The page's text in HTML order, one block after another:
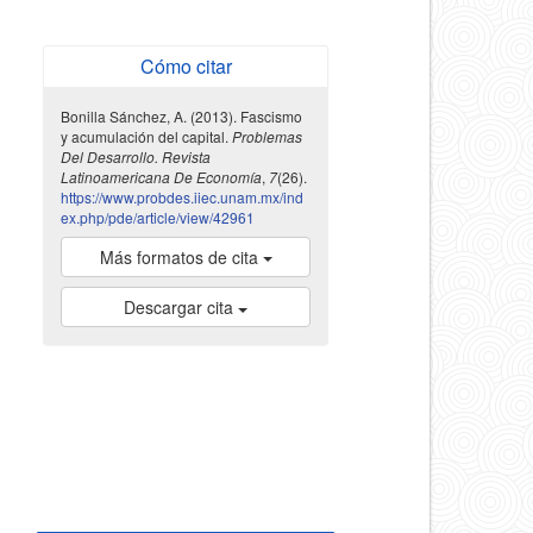
Cómo citar
Bonilla Sánchez, A. (2013). Fascismo
y acumulación del capital. Problemas
Del Desarrollo. Revista
Latinoamericana De Economía, 7(26).
https://www.probdes.iiec.unam.mx/ind
ex.php/pde/article/view/42961
Más formatos de cita
Descargar cita